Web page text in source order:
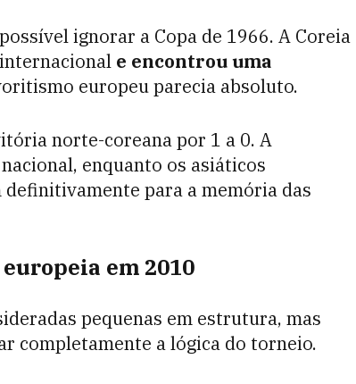
ignorar a Copa de 1966. A Coreia
e encontrou uma
europeu parecia absoluto.
norte-coreana por 1 a 0. A
enquanto os asiáticos
para a memória das
em 2010
pequenas em estrutura, mas
completamente a lógica do torneio.